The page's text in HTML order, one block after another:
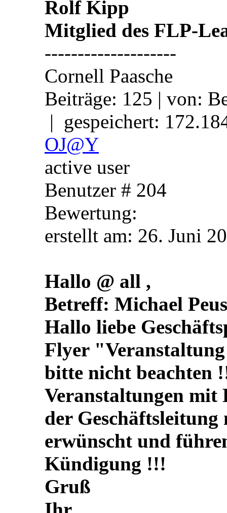
Rolf Kipp
Mitglied des FLP-
--------------------
Cornell Paasche
Beiträge: 125 | von:
| gespeichert:
OJ@Y
active user
Benutzer # 204
Bewertung:
erstellt am: 26.
Hallo @ all ,
Betreff: Michael
Hallo liebe
Flyer
bitte nicht beachten
Veranstaltungen mit
der Geschäftsleitung
erwünscht und
Kündigung !!!
Gruß